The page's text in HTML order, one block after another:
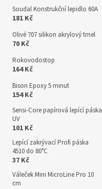
Soudal Konstrukční lepidlo 60A
181 Kč
Olivé 707 silikon akrylový tmel
70 Kč
Rokovodostop
164 Kč
Bison Epoxy 5 minut
154 Kč
Sensi-Core papírová lepící páska
UV
101 Kč
Lepící zakrývací Profi páska
4510 do 80°C
37 Kč
Váleček Mini MicroLine Pro 10
cm